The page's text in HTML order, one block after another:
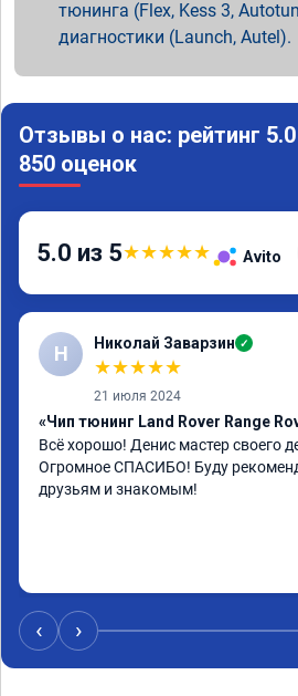
тюнинга (Flex, Kess 3,
диагностики (Launch, Autel).
Отзывы о нас: рейтинг
850 оценок
5.0 из 5★★★★★ Avito
Н Николай Заварзин ✓
★★★★★
21 июля 2024
«Чип тюнинг Land Rover Range
Всё хорошо! Денис мастер своего
Огромное СПАСИБО! Буду
друзьям и знакомым!
‹ ›